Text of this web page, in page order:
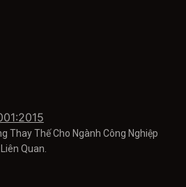
Thay Thế Cho Ngành Công Nghiệp
Quan.